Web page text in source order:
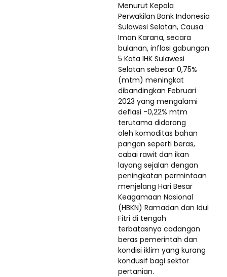
Menurut Kepala
Perwakilan Bank Indonesia
Sulawesi Selatan, Causa
Iman Karana, secara
bulanan, inflasi gabungan
5 Kota IHK Sulawesi
Selatan sebesar 0,75%
(mtm) meningkat
dibandingkan Februari
2023 yang mengalami
deflasi -0,22% mtm
terutama didorong
oleh komoditas bahan
pangan seperti beras,
cabai rawit dan ikan
layang sejalan dengan
peningkatan permintaan
menjelang Hari Besar
Keagamaan Nasional
(HBKN) Ramadan dan Idul
Fitri di tengah
terbatasnya cadangan
beras pemerintah dan
kondisi iklim yang kurang
kondusif bagi sektor
pertanian.